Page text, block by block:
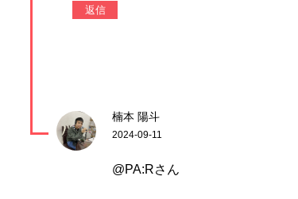
返信
楠本 陽斗
2024-09-11
@PA:Rさん